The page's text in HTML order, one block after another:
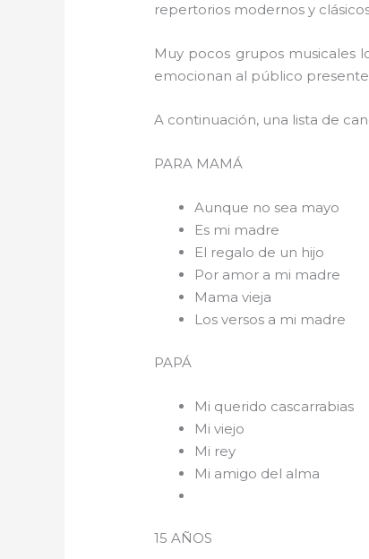
repertorios modernos y
Muy pocos grupos musicales
emocionan al público
A continuación, una lista de
PARA
Aunque no sea mayo
Es mi madre
El regalo de un hijo
Por amor a mi madre
Mama vieja
Los versos a mi madre
PAPÁ
Mi querido cascarrabias
Mi viejo
Mi rey
Mi amigo del alma
15 AÑOS